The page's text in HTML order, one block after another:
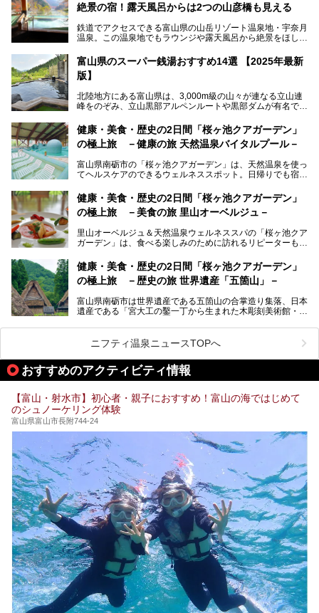
絶景の宿！露天風呂からは2つの山彦橋も見える
鉄道でアクセスできる富山県の山岳リゾート温泉地・宇奈月
温泉。この温泉地でもラウンジや露天風呂から絶景をほしい
の「黒部・宇奈月温泉 やまのは」。
自慢の眺望、温泉、居心地の良い客室、ビュッフェ式の食事
ます。日常から少し離れて、山懐で自然に癒されたいと思う
方にぴったりの温泉です。冬なら雪景色も絵になりますよ。
───
提供元：オリックス・ホテルマネジメント株式会社【PR】
この記事は黒部・宇奈月温泉 やまのはのPR記事です。
富山県のスーパー銭湯おすすめ14選 【2025年最新
版】
北陸地方にある富山県は、3,000m級の山々が連なる立山連
峰をのぞみ、立山黒部アルペンルートや黒部ダムが有名で
の（新鮮な）海の幸も見逃せません！
北陸新幹線が開業し、実は東京からも2時間ほどでアクセス
のいい天然温泉が豊富で、すぐにでも出かけたくなる施設が
満載ですよ。
健康・美食・歴史の2日間「桜ヶ池クアガーデン」
の極上旅 －健康の旅 天然温泉バイタルプール－
富山県南砺市の「桜ヶ池クアガーデン」は、天然温泉を使っ
てヘルスケアのできるウェルネススポット。日帰りでも宿泊
るので、ゆったり楽しみながら美しく健康に。
そんな「桜ヶ池クアガーデン」の天然温泉バイタルプールと
ートしたいと思います。
健康・美食・歴史の2日間「桜ヶ池クアガーデン」
の極上旅 －美食の旅 里山オーベルジュ－
里山オーベルジュ＆天然温泉ウェルネススパの「桜ヶ池クア
ガーデン」は、食べる楽しみのために訪れるリピーターも多
月、水はフレンチ、火、木は和食、土日はその両方がランチ
とディナーで味わえます。オリジナルのスイーツも評判で
す。
そんな「桜ヶ池クアガーデン」に宿泊して、食を満喫してき
たのでじっくりご紹介します！
健康・美食・歴史の2日間「桜ヶ池クアガーデン」
の極上旅 －歴史の旅 世界遺産「五箇山」－
富山県南砺市は世界遺産である五箇山の合掌造り集落、日本
遺産である「宮大工の鑿一丁から生まれた木彫刻美術館・井
小京都・城端と、とても魅力的な観光スポットがたくさんあ
ります。
城端の郊外に建つ里山オーベルジュ＆温泉ウェルネススパ
「桜ヶ池クアガーデン」に泊まって、歴史の旅にお出かけし
てみませんか？
ニフティ温泉ニュースTOPへ
おすすめのアクティビティ情報
【富山・射水市】初心者・親子におすすめ！富山の海ではじめて
のシュノーケリング体験
富山県富山市長附744-24